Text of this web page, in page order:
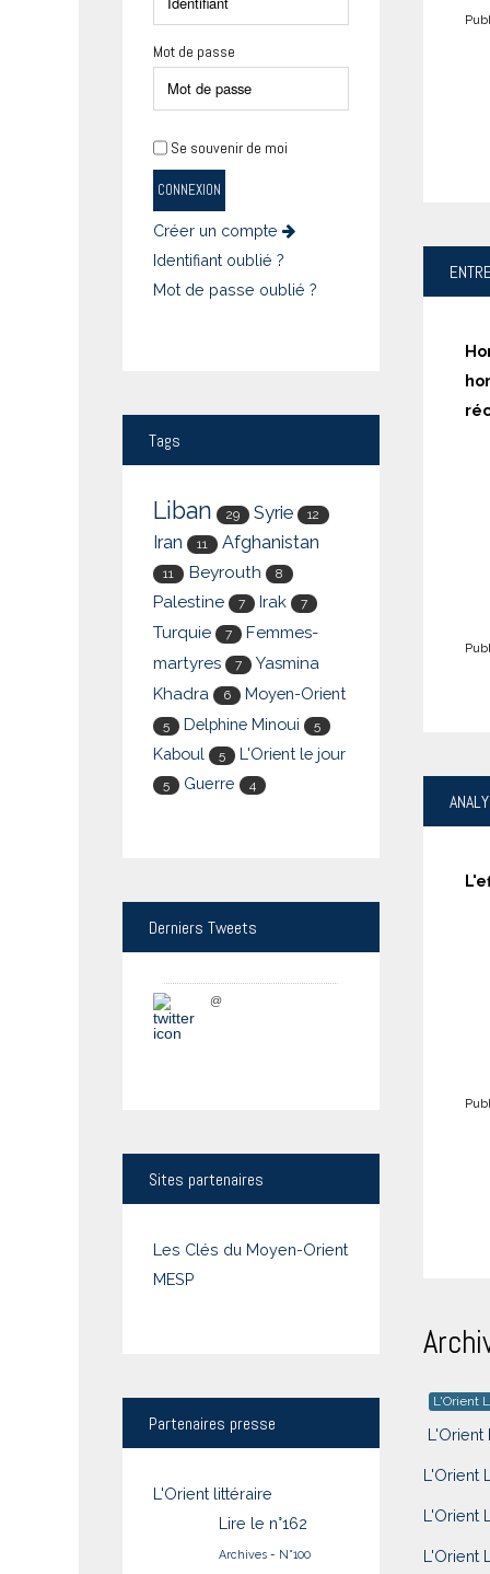
L'Orient
L'Orient
L'Orient
L'Orient
L'Orient
Mot de passe
Se souvenir de moi
CONNEXION
Créer un compte
Identifiant oublié ?
Mot de passe oublié ?
Tags
Liban 29 Syrie 12
Iran 11 Afghanistan
11 Beyrouth 8
Palestine 7 Irak 7
Turquie 7
Femmes-
martyres
7
Yasmina
Khadra
6 Moyen-Orient
5 Delphine Minoui 5
Kaboul 5 L'Orient le jour
5 Guerre 4
Derniers Tweets
@
Sites partenaires
Les Clés du Moyen-Orient
MESP
Partenaires presse
L'Orient littéraire
Lire le n°162
Archives - N°100